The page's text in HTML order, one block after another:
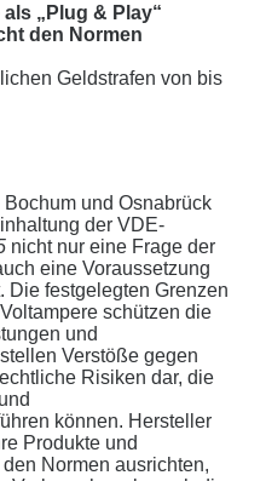
„Plug & Play“
den Normen
Geldstrafen von bis
und Osnabrück
der VDE-
nicht nur eine Frage der
eine Voraussetzung
Die festgelegten Grenzen
schützen die
und
Verstöße gegen
Risiken dar, die
können. Hersteller
Produkte und
Normen ausrichten,